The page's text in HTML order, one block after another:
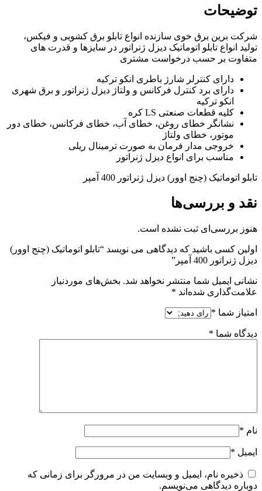
توضیحات
شرکت برین برق خوی سازنده انواع تابلو برق کشویی و فیکس،
تولید انواع تابلو اتوماتیک دیزل ژنراتور در سایزها و قدرت های
متفاوت بر حسب درخواست مشتری
دارای کنترلر شارژ باطری انکو ترکیه
دارای برد کنترل فرکانس و ولتاژ دیزل ژنراتور و برق شهری
انکو ترکیه
کلیه قطعات صنعتی LS کره
نشانگر خطای روغن، خطای آب، خطای فرکانس، خطای دور
موتور، خطای ولتاژ
خروجی مدار فرمان به صورت ترمینال ریلی
مناسب برای انواع دیزل ژنراتور
تابلو اتوماتیک (چنج اوور) دیزل ژنراتور 400 آمپر
نقد و بررسی‌ها
هنوز بررسی‌ای ثبت نشده است.
اولین کسی باشید که دیدگاهی می نویسد “تابلو اتوماتیک (چنج اوور)
دیزل ژنراتور 400 آمپر”
نشانی ایمیل شما منتشر نخواهد شد. بخش‌های موردنیاز
علامت‌گذاری شده‌اند *
امتیاز شما *
دیدگاه شما *
نام *
ایمیل *
ذخیره نام، ایمیل و وبسایت من در مرورگر برای زمانی که
دوباره دیدگاهی می‌نویسم.